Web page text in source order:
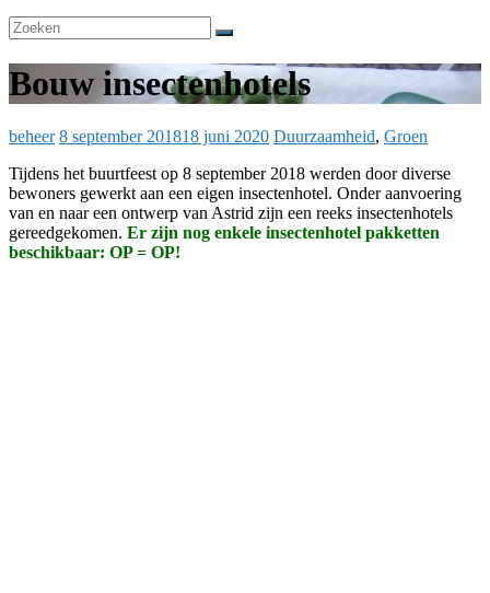
Bouw insectenhotels
beheer 8 september 201818 juni 2020 Duurzaamheid, Groen
Tijdens het buurtfeest op 8 september 2018 werden door diverse
bewoners gewerkt aan een eigen insectenhotel. Onder aanvoering
van en naar een ontwerp van Astrid zijn een reeks insectenhotels
gereedgekomen. Er zijn nog enkele insectenhotel pakketten
beschikbaar: OP = OP!